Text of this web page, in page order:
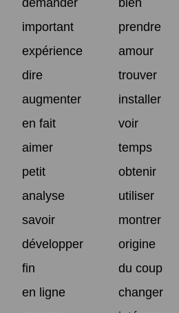
important
prendre
expérience
amour
dire
trouver
augmenter
installer
en fait
voir
aimer
temps
petit
obtenir
analyse
utiliser
savoir
montrer
développer
origine
fin
du coup
en ligne
changer